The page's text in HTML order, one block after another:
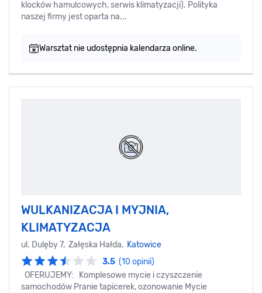
klocków hamulcowych, serwis klimatyzacji). Polityka
naszej firmy jest oparta na...
Warsztat nie udostępnia kalendarza online.
WULKANIZACJA I MYJNIA,
KLIMATYZACJA
ul. Dulęby 7, Załęska Hałda, Katowice
3.5 (10 opinii)
OFERUJEMY: Komplesowe mycie i czyszczenie
samochodów Pranie tapicerek, ozonowanie Mycie